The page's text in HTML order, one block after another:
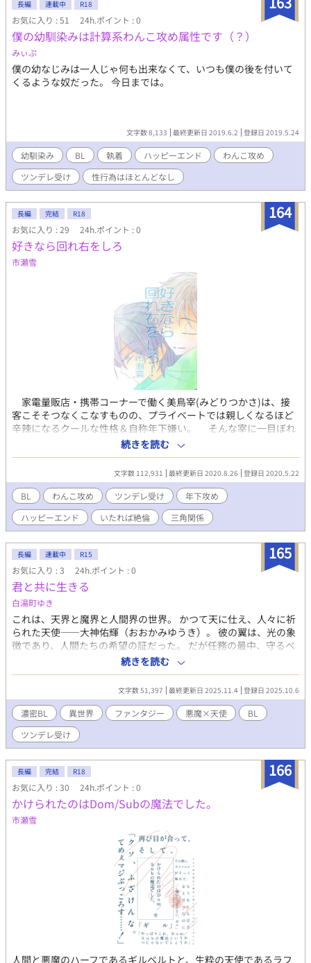
m(_ _;)m 2022.10.30ご連絡:番外編を引き下げました。 【取り下
げ中】 【番外編】は、視点が基本ルーゼウスになります。ジーク
×ルーゼ ルーゼウス・バロル７歳。剣と魔法のある世界、アンシ
ェント王国という小さな国に住んでいた。しかし、ある時召喚と
いう形で、日本の大学生をしていた頃の記憶を思い出してしま
う。精霊の愛し子というチートな恩恵も隠していたのに『精霊司
令局』という機械音声や、残念なイケメンたちに囲まれながら、
ちょこ修正してます。“(. .*)
長編 連載中 R18
お気に入り : 51 24h.ポイント : 0
僕の幼馴染みは計算系わんこ攻め属性です（？）
みぃぷ
僕の幼なじみは一人じゃ何も出来なくて、いつも僕の後を付いて
くるような奴だった。 今日までは。
文字数 8,133 最終更新日 2019.6.2 登録日 2019.5.24
幼馴染み BL 執着 ハッピーエンド
わんこ攻め
ツンデレ受け
性行為はほとんどなし
164
長編 完結 R18
お気に入り : 29 24h.ポイント : 0
好きなら回れ右をしろ
市瀬雪
家電量販店・携帯コーナーで働く美鳥宰(みどりつかさ)は、接
客こそそつなくこなすものの、プライベートでは親しくなるほど
辛辣になるクールな性格＆自称年下嫌い。 そんな宰に一目ぼれ
（？）した小泉優駿(こいずみゆうしゅん)は、同僚のスタッフい
わく“犬みたい”な金持ちお坊ちゃん。 世間知らずで思慮も配慮
もない大型犬？はとにかく無邪気に懐いてきて、宰はそんな日々
に手を焼きつつも、一方で撥ね付けきれない自分に苛立ちを募ら
せていく。 その一方で、宰は思慮も配慮も併せ持つ大人なチー
フ、柏尾倫之助(かしおりんのすけ)とも微妙な関係にあった。そ
してある時そのことに優駿が気づいてしまい――。 【年下わんこ
×年下嫌いなツンデレ/年下攻め/ツンデレ受け/三角関係？/ハッピ
ーエンド】
続きを読む
文字数 112,931 最終更新日 2020.8.26 登録日 2020.5.22
BL わんこ攻め ツンデレ受け
年下攻め
ハッピーエンド
いたれば絶倫 三角関係
165
長編 連載中 R15
お気に入り : 3 24h.ポイント : 0
君と共に生きる
白湯町ゆき
これは、天界と魔界と人間界の世界。 かつて天に仕え、人々に祈
られた天使――大神佑輝（おおかみゆうき）。 彼の翼は、光の象
徴であり、人間たちの希望の証だった。 だが任務の最中、守るべ
き村は炎に呑まれ、跡形もなく消え去った。 祈りは絶叫に変わ
り、救済は届かず。その瞬間、天は冷酷な裁きを下す。 ――断
罪。 背にあった純白の翼は炎に焼かれ、羽根は黒い灰となって大
地へと散った。 魂の半分を剝ぎ取られるような痛みに、佑輝は空
から引きずり落とされる。 堕天。 それは、神に見放された者の
証。 失われた力と、消えない傷跡だけを抱え、佑輝は地上の廃墟
へと叩きつけられた。 ――雨が降っていた廃墟にて、群れなす魔
物に囲まれながらも、彼はなお剣を握る。 けれどその瞳に光はな
く、「自分にはもう価値がない」という絶望に沈んでいた。そん
な彼の前に、ひとりの悪魔が現れる。百鬼颯真（なきりそう
ま）。 場違いなほど軽い態度で、瓦礫の上から笑いかけてくる。
だが、その瞳だけは鋭く、佑輝の奥底を見透かしていた。 「必要
としてくれる奴が、ひとりでもいれば――君の価値って、取り戻
せるのかな？」 場違いなほど柔らかな声が、雷鳴よりも深く、佑
輝の胸に響いた。 けれど彼は受け入れられない。翼を失った己
を、救えるはずがないと信じているから。 佑輝は颯真を拒み、雨
の戦場を立ち去る。 ――堕天使と悪魔。 決して交わることのない
はずの存在が出会ったとき、 滅びゆく世界に、新たな物語が幕を
続きを読む
文字数 51,397 最終更新日 2025.11.4 登録日 2025.10.6
濃密BL 異世界 ファンタジー 悪魔×天使
BL
ツンデレ受け
166
長編 完結 R18
お気に入り : 30 24h.ポイント : 0
かけられたのはDom/Subの魔法でした。
市瀬雪
人間と悪魔のハーフであるギルベルトと、生粋の天使であるラフ